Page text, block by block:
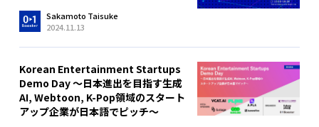
Sakamoto Taisuke
2024.11.13
Korean Entertainment Startups
Demo Day 〜日本進出を目指す生成
AI, Webtoon, K-Pop領域のスタート
アップ企業が日本語でピッチ〜